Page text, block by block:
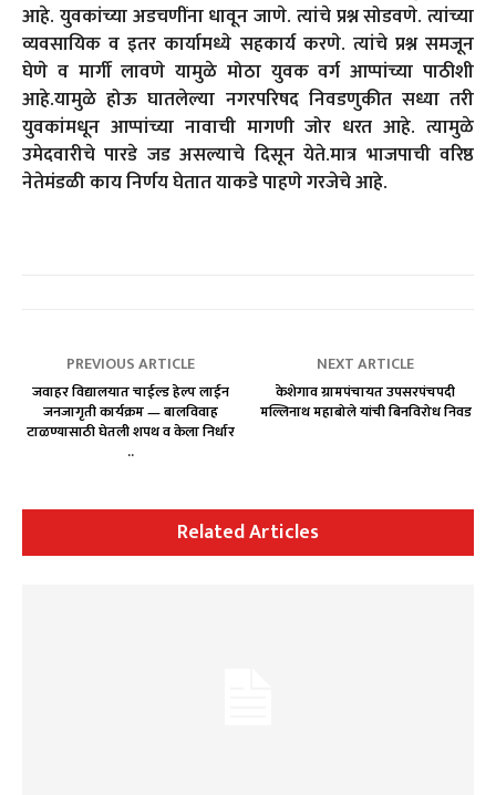
आहे. युवकांच्या अडचणींना धावून जाणे. त्यांचे प्रश्न सोडवणे. त्यांच्या
व्यवसायिक व इतर कार्यामध्ये सहकार्य करणे. त्यांचे प्रश्न समजून
घेणे व मार्गी लावणे यामुळे मोठा युवक वर्ग आप्पांच्या पाठीशी
आहे.यामुळे होऊ घातलेल्या नगरपरिषद निवडणुकीत सध्या तरी
युवकांमधून आप्पांच्या नावाची मागणी जोर धरत आहे. त्यामुळे
उमेदवारीचे पारडे जड असल्याचे दिसून येते.मात्र भाजपाची वरिष्ठ
नेतेमंडळी काय निर्णय घेतात याकडे पाहणे गरजेचे आहे.
PREVIOUS ARTICLE
जवाहर विद्यालयात चाईल्ड हेल्प लाईन
जनजागृती कार्यक्रम — बालविवाह
टाळण्यासाठी घेतली शपथ व केला निर्धार
..
NEXT ARTICLE
केशेगाव ग्रामपंचायत उपसरपंचपदी
मल्लिनाथ महाबोले यांची बिनविरोध निवड
Related Articles